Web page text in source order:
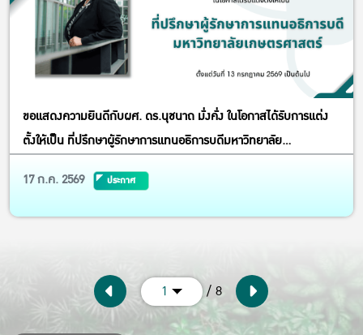
ขอแสดงความยินดีกับผศ. ดร.นุชนาถ มั่งคั่ง ในโอกาสได้รับการแต่ง
ตั้งให้เป็น ที่ปรึกษาผู้รักษาการแทนอธิการบดีมหาวิทยาลัย
17 ก.ค. 2569 ประกาศ
1 / 8